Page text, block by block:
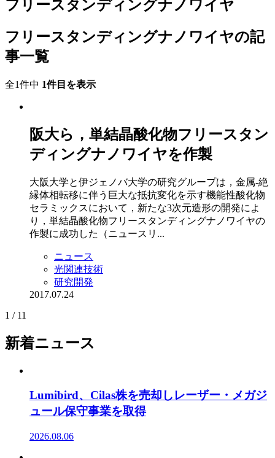
フリースタンディングナノワイヤ
フリースタンディングナノワイヤの記
事一覧
全1件中 1件目を表示
阪大ら，単結晶酸化物フリースタン
ディングナノワイヤを作製
大阪大学と伊ジェノバ大学の研究グループは，金属-絶
縁体相転移に伴う巨大な抵抗変化を示す機能性酸化物
セラミックスにおいて，新たな3次元造形の開発によ
り，単結晶酸化物フリースタンディングナノワイヤの
作製に成功した（ニュースリ...
ニュース
光関連技術
研究開発
2017.07.24
1 / 11
新着ニュース
Lumibird、Cilas株を売却しレーザー・メガジ
ュール保守事業を取得
2026.08.06